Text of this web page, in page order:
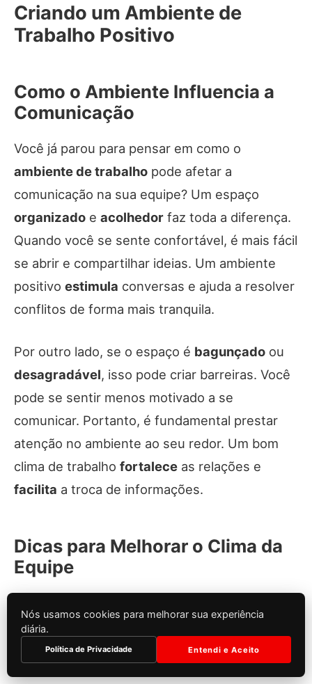
Criando um Ambiente de
Trabalho Positivo
Como o Ambiente Influencia a
Comunicação
Você já parou para pensar em como o
ambiente de trabalho pode afetar a
comunicação na sua equipe? Um espaço
organizado e acolhedor faz toda a diferença.
Quando você se sente confortável, é mais fácil
se abrir e compartilhar ideias. Um ambiente
positivo estimula conversas e ajuda a resolver
conflitos de forma mais tranquila.
Por outro lado, se o espaço é bagunçado ou
desagradável, isso pode criar barreiras. Você
pode se sentir menos motivado a se
comunicar. Portanto, é fundamental prestar
atenção no ambiente ao seu redor. Um bom
clima de trabalho fortalece as relações e
facilita a troca de informações.
Dicas para Melhorar o Clima da
Equipe
do que você imagina. Aqui estão algumas
dicas:
Nós usamos cookies para melhorar sua experiência
diária.
Política de Privacidade Entendi e Aceito